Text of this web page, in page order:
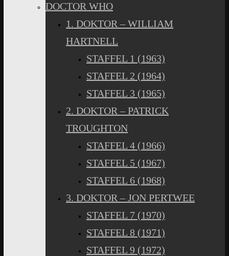
DOCTOR WHO
1. DOKTOR – WILLIAM
HARTNELL
STAFFEL 1 (1963)
STAFFEL 2 (1964)
STAFFEL 3 (1965)
2. DOKTOR – PATRICK
TROUGHTON
STAFFEL 4 (1966)
STAFFEL 5 (1967)
STAFFEL 6 (1968)
3. DOKTOR – JON PERTWEE
STAFFEL 7 (1970)
STAFFEL 8 (1971)
STAFFEL 9 (1972)